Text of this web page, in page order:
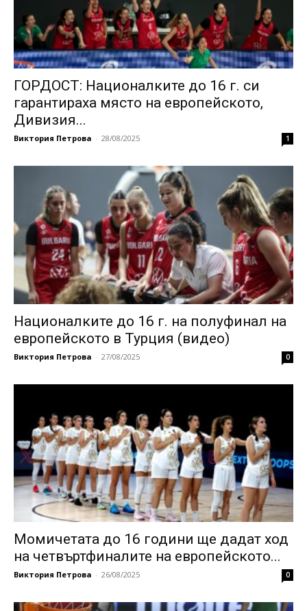
ГОРДОСТ: Националките до 16 г. си
гарантираха място на европейското,
Дивизия...
Виктория Петрова - 28/08/2025 1
Националките до 16 г. на полуфинал на
европейското в Турция (видео)
Виктория Петрова - 27/08/2025 0
Момичетата до 16 години ще дадат ход
на четвъртфиналите на европейското...
Виктория Петрова - 26/08/2025 0